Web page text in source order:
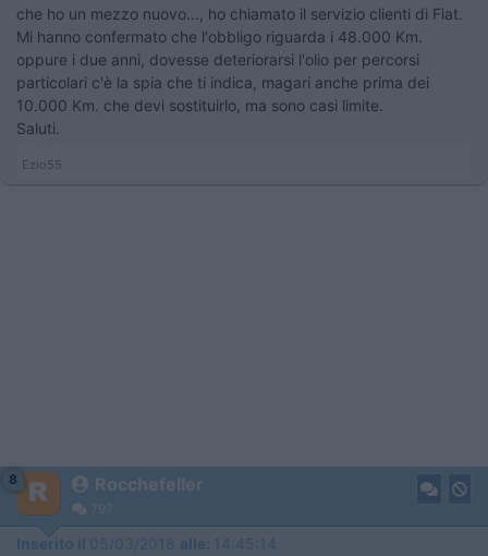
che ho un mezzo nuovo..., ho chiamato il servizio clienti di Fiat.
Mi hanno confermato che l'obbligo riguarda i 48.000 Km.
oppure i due anni, dovesse deteriorarsi l'olio per percorsi
particolari c'è la spia che ti indica, magari anche prima dei
10.000 Km. che devi sostituirlo, ma sono casi limite.
Saluti.
Ezio55
8 Rocchefeller
797
Inserito il 05/03/2018 alle: 14:45:14